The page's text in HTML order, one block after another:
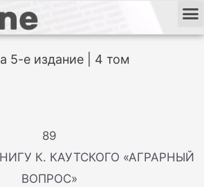
5-е издание | 4 том
89
К. КАУТСКОГО «АГРАРНЫЙ
ВОПРОС»